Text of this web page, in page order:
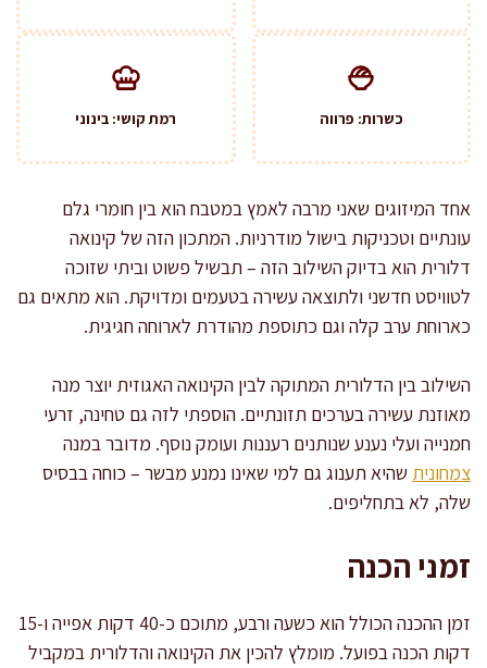
כשרות: פרווה רמת קושי: בינוני
אחד המיזוגים שאני מרבה לאמץ במטבח הוא בין חומרי גלם
עונתיים וטכניקות בישול מודרניות. המתכון הזה של קינואה
דלורית הוא בדיוק השילוב הזה – תבשיל פשוט וביתי שזוכה
לטוויסט חדשני ולתוצאה עשירה בטעמים ומדויקת. הוא מתאים גם
כארוחת ערב קלה וגם כתוספת מהודרת לארוחה חגיגית.
השילוב בין הדלורית המתוקה לבין הקינואה האגוזית יוצר מנה
מאוזנת עשירה בערכים תזונתיים. הוספתי לזה גם טחינה, זרעי
חמנייה ועלי נענע שנותנים רעננות ועומק נוסף. מדובר במנה
צמחונית שהיא תענוג גם למי שאינו נמנע מבשר – כוחה בבסיס
שלה, לא בתחליפים.
זמני הכנה
זמן ההכנה הכולל הוא כשעה ורבע, מתוכם כ-40 דקות אפייה ו-15
דקות הכנה בפועל. מומלץ להכין את הקינואה והדלורית במקביל